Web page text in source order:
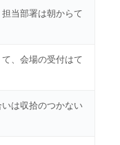
当部署は朝からて
、会場の受付はて
は収拾のつかない